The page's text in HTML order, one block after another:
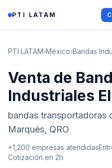
PTI LATAM
PTI LATAM›México›Bandas
Venta de
Industriales
bandas transportadoras
Marqués, QRO
+1,200 empresas atendidas
Cotización en 2h